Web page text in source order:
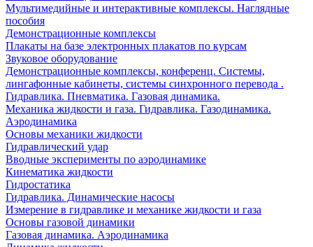
Мультимедийные и интерактивные комплексы. Наглядные
пособия
Демонстрационные комплексы
Плакаты на базе электронных плакатов по курсам
Звуковое оборудование
Демонстрационные комплексы, конференц. Системы,
лингафонные кабинеты, системы синхронного перевода .
Гидравлика. Пневматика. Газовая динамика.
Механика жидкости и газа. Гидравлика. Газодинамика.
Аэродинамика
Основы механики жидкости
Гидравлический удар
Вводные эксперименты по аэродинамике
Кинематика жидкости
Гидростатика
Гидравлика. Динамические насосы
Измерение в гидравлике и механике жидкости и газа
Основы газовой динамики
Газовая динамика. Аэродинамика